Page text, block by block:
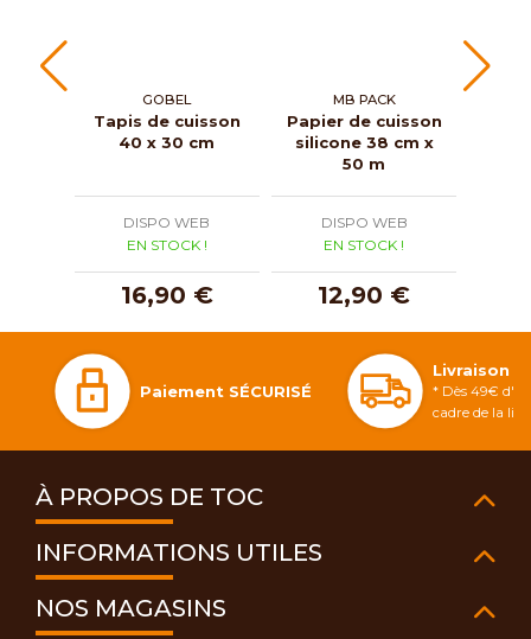
GOBEL
Tapis de cuisson
40 x 30 cm
DISPO WEB
EN STOCK !
16,90 €
MB PACK
Papier de cuisson
silicone 38 cm x
50 m
DISPO WEB
EN STOCK !
12,90 €
Paiement SÉCURISÉ
Livraison
* Dès 49€
cadre de la
À PROPOS DE TOC
INFORMATIONS UTILES
NOS MAGASINS